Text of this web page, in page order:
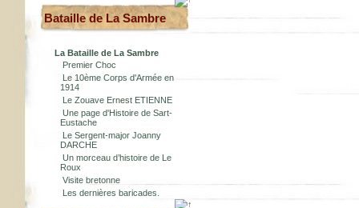
Bataille de La Sambre
La Bataille de La Sambre
Premier Choc
Le 10ème Corps d'Armée en
1914
Le Zouave Ernest ETIENNE
Une page d'Histoire de Sart-
Eustache
Le Sergent-major Joanny
DARCHE
Un morceau d’histoire de Le
Roux
Visite bretonne
Les dernières baricades.